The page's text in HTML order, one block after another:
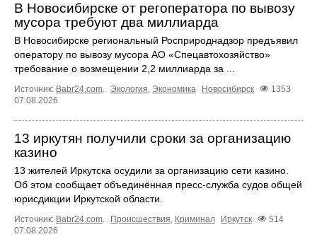
В Новосибирске от регоператора по вывозу
мусора требуют два миллиарда
В Новосибирске региональный Росприроднадзор предъявил
оператору по вывозу мусора АО «Спецавтохозяйство»
требование о возмещении 2,2 миллиарда за ...
Источник: Babr24.com. Экология, Экономика Новосибирск
1353
07.08.2026
13 иркутян получили сроки за организацию
казино
13 жителей Иркутска осудили за организацию сети казино.
Об этом сообщает объединённая пресс‑служба судов общей
юрисдикции Иркутской области.
Источник: Babr24.com. Происшествия, Криминал Иркутск
514
07.08.2026